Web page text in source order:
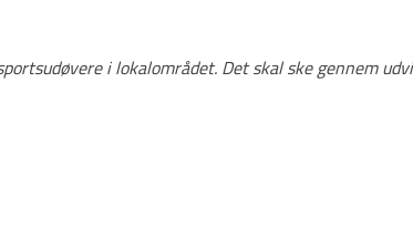
i lokalområdet. Det skal ske gennem